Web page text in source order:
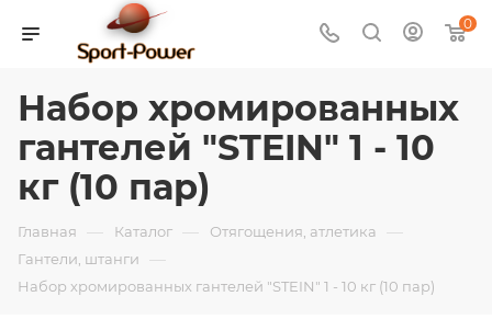
0
Набор хромированных
гантелей "STEIN" 1 - 10
кг (10 пар)
Главная — Каталог — Отягощения, атлетика —
Гантели, штанги —
Набор хромированных гантелей "STEIN" 1 - 10 кг (10 пар)